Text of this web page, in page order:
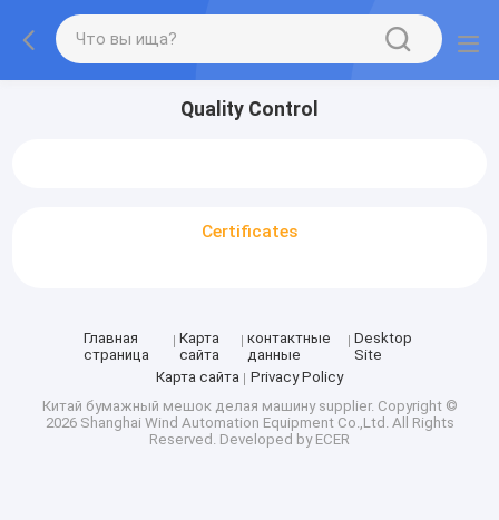
Quality Control
Certificates
Главная
страница
Карта
сайта
контактные
данные
Desktop
Site
Карта сайта
Privacy Policy
Китай бумажный мешок делая машину supplier. Copyright ©
2026 Shanghai Wind Automation Equipment Co.,Ltd. All Rights
Reserved. Developed by ECER